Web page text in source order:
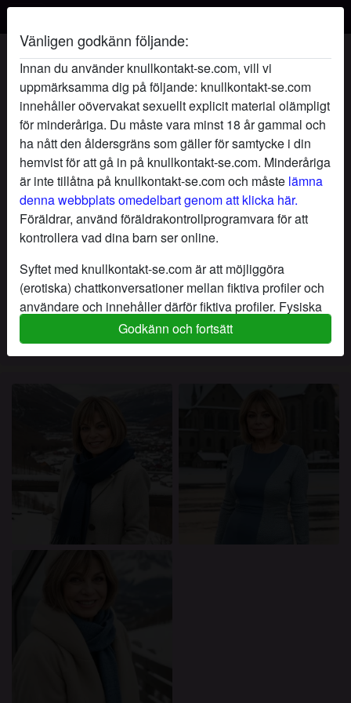
Vänligen godkänn följande:
Innan du använder knullkontakt-se.com, vill vi
uppmärksamma dig på följande: knullkontakt-se.com
innehåller oövervakat sexuellt explicit material olämpligt
för minderåriga. Du måste vara minst 18 år gammal och
ha nått den åldersgräns som gäller för samtycke i din
hemvist för att gå in på knullkontakt-se.com. Minderåriga
är inte tillåtna på knullkontakt-se.com och måste lämna
denna webbplats omedelbart genom att klicka här.
Föräldrar, använd föräldrakontrollprogramvara för att
kontrollera vad dina barn ser online.
Syftet med knullkontakt-se.com är att möjliggöra
(erotiska) chattkonversationer mellan fiktiva profiler och
användare och innehåller därför fiktiva profiler. Fysiska
möten är inte möjliga med dessa fiktiva profiler. Riktiga
användare finns också på webbplatsen. För att skilja
Godkänn och fortsätt
FjäderMjuk's profil
Lägg till chat